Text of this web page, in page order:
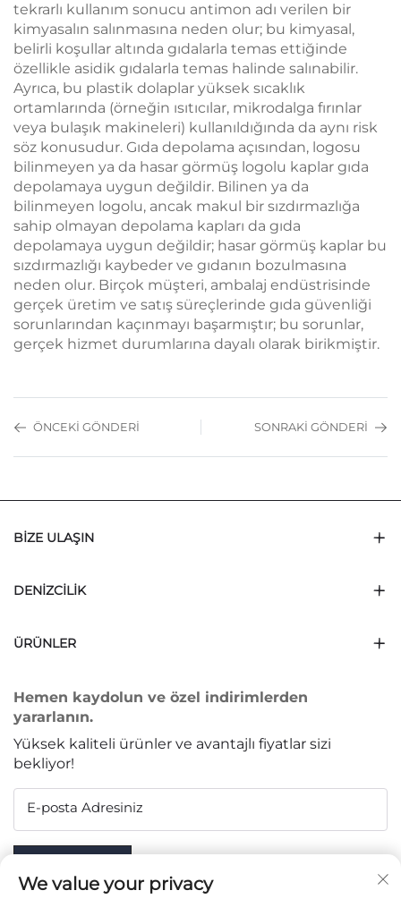
tekrarlı kullanım sonucu antimon adı verilen bir
kimyasalın salınmasına neden olur; bu kimyasal,
belirli koşullar altında gıdalarla temas ettiğinde
özellikle asidik gıdalarla temas halinde salınabilir.
Ayrıca, bu plastik dolaplar yüksek sıcaklık
ortamlarında (örneğin ısıtıcılar, mikrodalga fırınlar
veya bulaşık makineleri) kullanıldığında da aynı risk
söz konusudur. Gıda depolama açısından, logosu
bilinmeyen ya da hasar görmüş logolu kaplar gıda
depolamaya uygun değildir. Bilinen ya da
bilinmeyen logolu, ancak makul bir sızdırmazlığa
sahip olmayan depolama kapları da gıda
depolamaya uygun değildir; hasar görmüş kaplar bu
sızdırmazlığı kaybeder ve gıdanın bozulmasına
neden olur. Birçok müşteri, ambalaj endüstrisinde
gerçek üretim ve satış süreçlerinde gıda güvenliği
sorunlarından kaçınmayı başarmıştır; bu sorunlar,
gerçek hizmet durumlarına dayalı olarak birikmiştir.
ÖNCEKI GÖNDERI SONRAKI GÖNDERI
BIZE ULAŞIN
DENIZCILIK
ÜRÜNLER
Hemen kaydolun ve özel indirimlerden
yararlanın.
Yüksek kaliteli ürünler ve avantajlı fiyatlar sizi
bekliyor!
E-posta Adresiniz
We value your privacy